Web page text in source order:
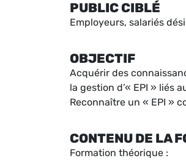
PUBLIC CIBLÉ
Employeurs, salariés
OBJECTIF
Acquérir des
la gestion d’« EPI » liés
Reconnaître un « EPI »
CONTENU DE LA
Formation théorique :